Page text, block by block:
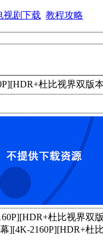
视剧下载 教程攻略
杜比视界双版
杜比视界双
2160P][HDR+杜